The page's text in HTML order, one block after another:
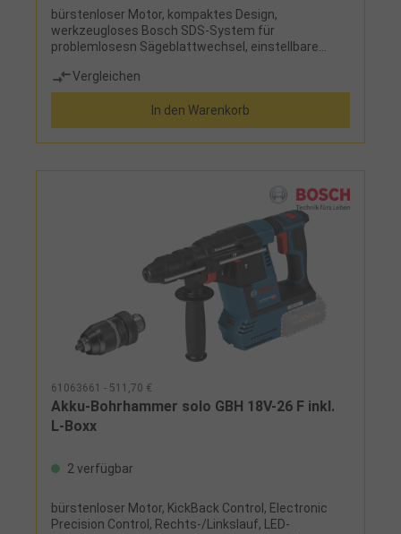
bürstenloser Motor, kompaktes Design,
werkzeugloses Bosch SDS-System für
problemlosesn Sägeblattwechsel, einstellbare
Arbeitsleuchte Lieferumfang:ohne Akku, ohne
Ladegerät, mit Spannreißschutz, 1 Stichsägeblatt
für Holz (T 144 D) und L-Boxx
Vergleichen
In den Warenkorb
61063661 - 511,70 €
Akku-Bohrhammer solo GBH 18V-26 F inkl.
L-Boxx
2 verfügbar
bürstenloser Motor, KickBack Control, Electronic
Precision Control, Rechts-/Linkslauf, LED-